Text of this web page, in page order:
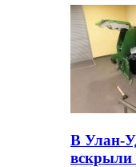
В Улан-
вскрыли